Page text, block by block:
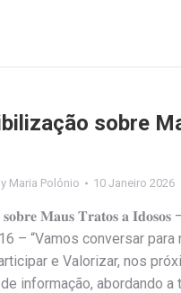
sobre
Maria Polónio 10 Janeiro 2026
𝐬𝐨𝐛𝐫𝐞 𝐌𝐚𝐮𝐬 𝐓𝐫𝐚𝐭𝐨𝐬 𝐚 𝐈𝐝𝐨𝐬𝐨𝐬
– “Vamos conversar para
e Valorizar, nos
informação, abordando a